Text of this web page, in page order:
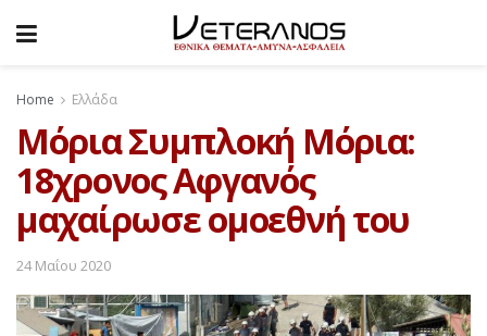
Home Ελλάδα
Μόρια Συμπλοκή Μόρια:
18χρονος Αφγανός
μαχαίρωσε ομοεθνή του
24 Μαΐου 2020